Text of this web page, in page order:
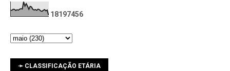
18197456
➛ CLASSIFICAÇÃO ETÁRIA